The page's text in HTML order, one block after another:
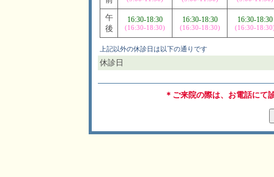
午
後
16:30-18:30
(16:30-18:30)
16:30-18:30
(16:30-18:30)
16:30-18:30
(16:30-
上記以外の休診日は以下の通りです
休診日
＊ご来院の際は、お電話にて